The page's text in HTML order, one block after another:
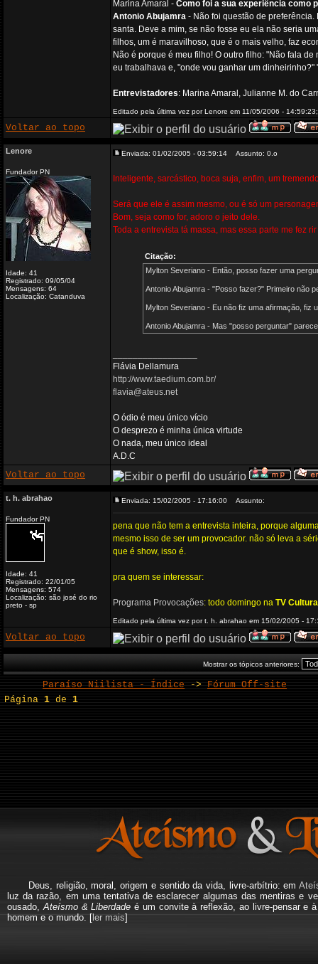
Marina Amaral - Como foi a sua experiência como
Antonio Abujamra - Não foi questão de
santa. Deve a mim, se não fosse eu ela não seria
filhos, um é maravilhoso, que é o mais velho, faz
Não é porque é meu filho! O outro filho: "Não fala
eu trabalhava e, "onde vou ganhar um
Entrevistadores: Marina Amaral, Julianne M. do
Editado pela última vez por Lenore em 11/05/2006 -
Voltar ao topo
Lenore
Fundador PN
Idade: 41
Registrado: 09/05/04
Mensagens: 64
Localização: Catanduva
Enviada: 01/02/2005 - 03:59:14 Assunto: 0.o
Inteligente, sarcástico, boca suja, enfim, um
Será que ele é assim mesmo, ou é só um
Bom, seja como for, adoro o jeito dele.
Toda a entrevista tá massa, mas essa parte me fez
Citação:
Mylton Severiano - Então, posso fazer uma
Antonio Abujamra - "Posso fazer?" Primeiro não
Mylton Severiano - Eu não fiz uma afirmação, fiz
Antonio Abujamra - Mas "posso perguntar"
Flávia Dellamura
http://www.taedium.com.br/
flavia@ateus.net
O ódio é meu único vício
O desprezo é minha única virtude
O nada, meu único ideal
A.D.C
Voltar ao topo
t. h. abrahao
Fundador PN
Idade: 41
Registrado: 22/01/05
Mensagens: 574
Localização: são josé do rio
preto - sp
Enviada: 15/02/2005 - 17:16:00 Assunto:
pena que não tem a entrevista inteira, porque
mesmo isso de ser um provocador. não só leva a
que é show, isso é.
pra quem se interessar:
Programa Provocações: todo domingo na TV Cultura
Editado pela última vez por t. h. abrahao em 15/02/2005 -
Voltar ao topo
Mostrar os tópicos anteriores:
Paraíso Niilista - Índice -> Fórum Off-site
Página1 de1
Deus, religião, moral, origem e sentido da vida, livre-arbítrio: em
luz da razão, em uma tentativa de esclarecer algumas das mentiras e
ousado, Ateísmo & Liberdade é um convite à reflexão, ao livre-pensar e
homem e o mundo. [ler mais]